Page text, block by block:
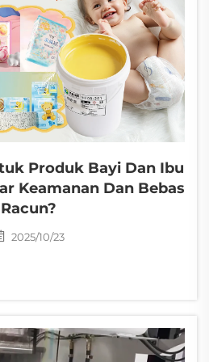
Produk Bayi Dan Ibu
Keamanan Dan Bebas
Racun?
2025/10/23